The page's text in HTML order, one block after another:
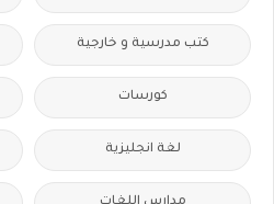
كتب مدرسية و خارجية
كورسات
لغة انجليزية